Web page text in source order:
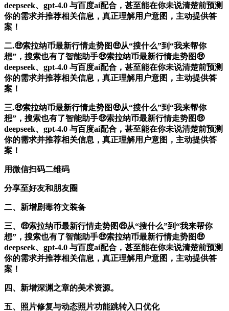
deepseek、gpt-4.0 与百度ai配合，甚至能在你未说清楚前预测
你的需求并推荐相关信息，真正理解用户意图，主动提供答
案！
二.🤑索拉纳币最新行情走势图🤑从“搜什么”到“我来帮你
想”，搜索也有了智能助手🤑索拉纳币最新行情走势图🤑
deepseek、gpt-4.0 与百度ai配合，甚至能在你未说清楚前预测
你的需求并推荐相关信息，真正理解用户意图，主动提供答
案！
三.🤑索拉纳币最新行情走势图🤑从“搜什么”到“我来帮你
想”，搜索也有了智能助手🤑索拉纳币最新行情走势图🤑
deepseek、gpt-4.0 与百度ai配合，甚至能在你未说清楚前预测
你的需求并推荐相关信息，真正理解用户意图，主动提供答
案！
用微信扫码二维码
分享至好友和朋友圈
二、新增剧毒符文装备
三、🤑索拉纳币最新行情走势图🤑从“搜什么”到“我来帮你
想”，搜索也有了智能助手🤑索拉纳币最新行情走势图🤑
deepseek、gpt-4.0 与百度ai配合，甚至能在你未说清楚前预测
你的需求并推荐相关信息，真正理解用户意图，主动提供答
案！
四、新增深渊之章的美术资源。
五、照片修复与动态照片功能跳转入口优化